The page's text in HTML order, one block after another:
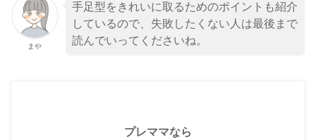
まや
手足型をきれいに取るためのポイントも紹介
しているので、失敗したくない人は最後まで
読んでいってくださいね。
プレママなら